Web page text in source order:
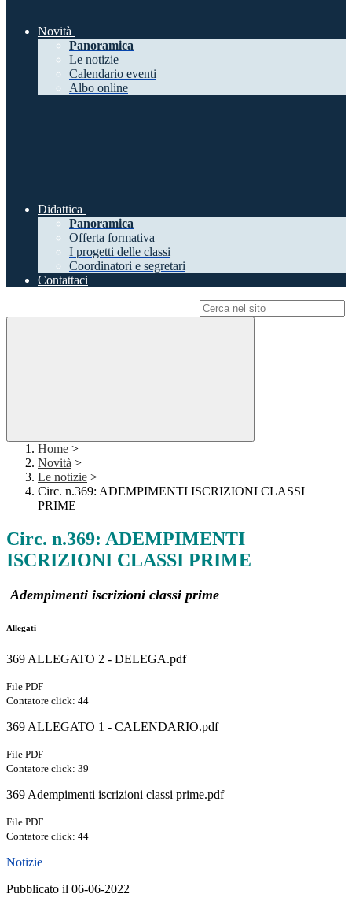
Novità
Panoramica
Le notizie
Calendario eventi
Albo online
Didattica
Panoramica
Offerta formativa
I progetti delle classi
Coordinatori e segretari
Contattaci
Home >
Novità >
Le notizie >
Circ. n.369: ADEMPIMENTI ISCRIZIONI CLASSI
PRIME
Circ. n.369: ADEMPIMENTI
ISCRIZIONI CLASSI PRIME
Adempimenti iscrizioni classi prime
Allegati
369 ALLEGATO 2 - DELEGA.pdf
File PDF
Contatore click: 44
369 ALLEGATO 1 - CALENDARIO.pdf
File PDF
Contatore click: 39
369 Adempimenti iscrizioni classi prime.pdf
File PDF
Contatore click: 44
Notizie
Pubblicato il 06-06-2022